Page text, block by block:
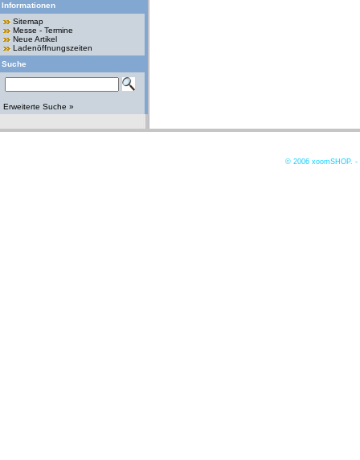
Informationen
Sitemap
Messe - Termine
Neue Artikel
Ladenöffnungszeiten
Suche
Erweiterte Suche »
© 2006 xoomSHOP. -